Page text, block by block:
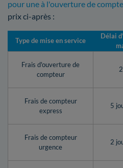
pour une à l'ouverture de
prix ci-après :
Type de mise en service
Délai
Frais d'ouverture de
compteur
Frais de compteur
express
5
Frais de compteur
urgence
2